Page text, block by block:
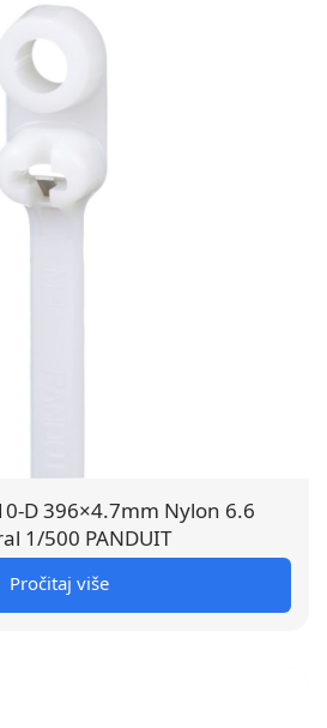
D 396×4.7mm Nylon 6.6
1/500 PANDUIT
Pročitaj više